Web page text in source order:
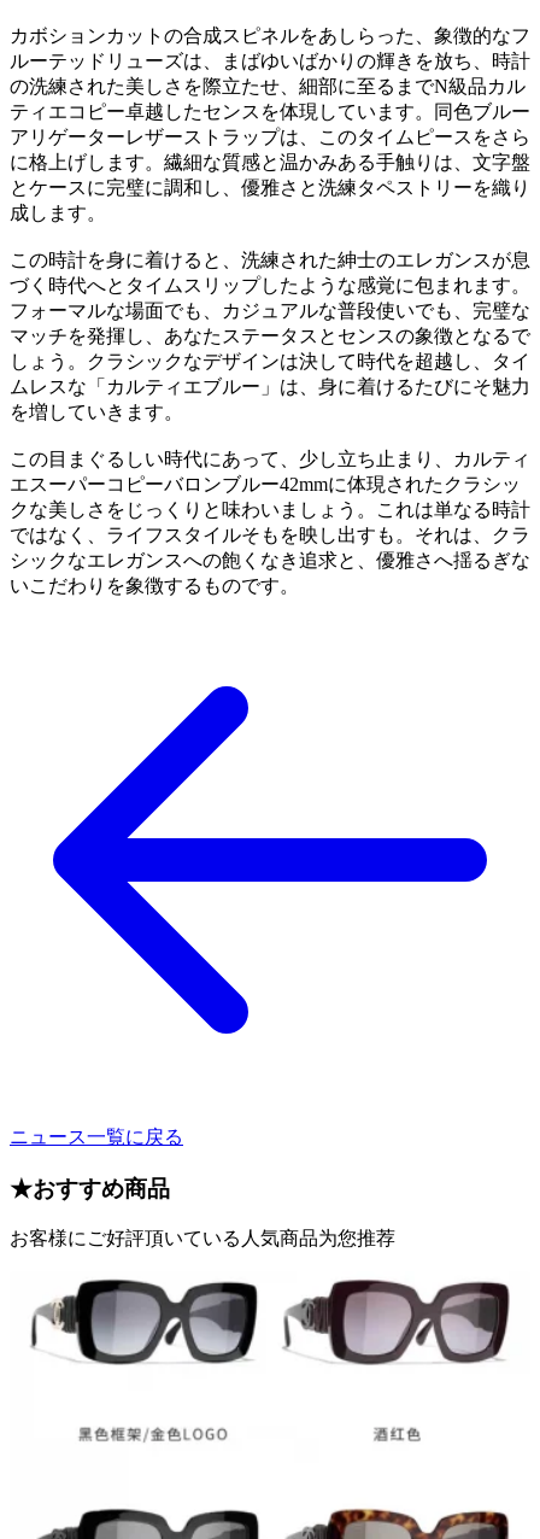
カボションカットの合成スピネルをあしらった、象徴的なフ
ルーテッドリューズは、まばゆいばかりの輝きを放ち、時計
の洗練された美しさを際立たせ、細部に至るまでN級品カル
ティエコピー卓越したセンスを体現しています。同色ブルー
アリゲーターレザーストラップは、このタイムピースをさら
に格上げします。繊細な質感と温かみある手触りは、文字盤
とケースに完璧に調和し、優雅さと洗練タペストリーを織り
成します。
この時計を身に着けると、洗練された紳士のエレガンスが息
づく時代へとタイムスリップしたような感覚に包まれます。
フォーマルな場面でも、カジュアルな普段使いでも、完璧な
マッチを発揮し、あなたステータスとセンスの象徴となるで
しょう。クラシックなデザインは決して時代を超越し、タイ
ムレスな「カルティエブルー」は、身に着けるたびにそ魅力
を増していきます。
この目まぐるしい時代にあって、少し立ち止まり、カルティ
エスーパーコピーバロンブルー42mmに体現されたクラシッ
クな美しさをじっくりと味わいましょう。これは単なる時計
ではなく、ライフスタイルそもを映し出すも。それは、クラ
シックなエレガンスへの飽くなき追求と、優雅さへ揺るぎな
いこだわりを象徴するものです。
ニュース一覧に戻る
★おすすめ商品
お客様にご好評頂いている人気商品为您推荐